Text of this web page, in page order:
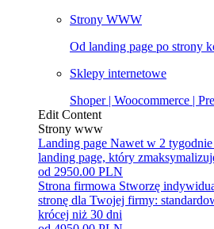
Strony WWW
Od landing page po strony
Sklepy internetowe
Shoper | Woocommerce |
Edit Content
Strony www
Landing page Nawet w 2
landing page, który
od 2950.00 PLN
Strona firmowa Stworzę
stronę dla Twojej firmy:
krócej niż 30 dni